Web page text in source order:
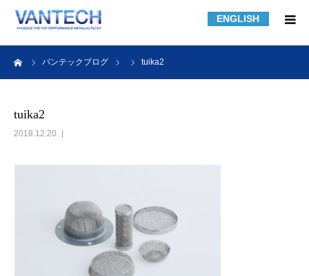
ENGLISH
バンテックブログ tuika2
tuika2
2018.12.20
HOME
フィルターの知識
課題解決事例